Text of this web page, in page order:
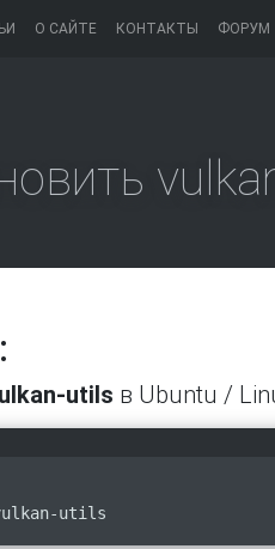
О САЙТЕ КОНТАКТЫ ФОРУМ
utils в Ubuntu /
utils